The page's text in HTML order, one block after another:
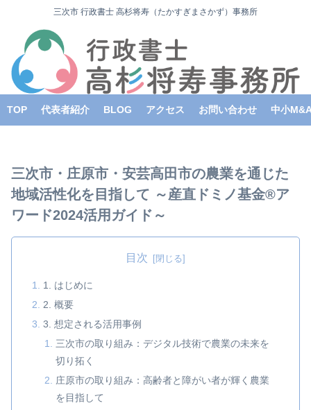
三次市 行政書士 高杉将寿（たかすぎまさかず）事務所
TOP 代表者紹介 BLOG アクセス お問い合わせ 中小
三次市・庄原市・安芸高田市の農業を通じた
地域活性化を目指して ～産直ドミノ基金®ア
ワード2024活用ガイド～
目次
1. はじめに
2. 概要
3. 想定される活用事例
三次市の取り組み：デジタル技術で農業の未来を
切り拓く
庄原市の取り組み：高齢者と障がい者が輝く農業
を目指して